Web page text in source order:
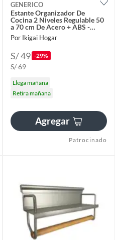
GENERICO
Estante Organizador De
Cocina 2 Niveles Regulable 50
a 70 cm De Acero + ABS -
Blanco
Por Ikigai Hogar
S/ 49 -29%
S/ 69
Llega mañana
Retira mañana
Agregar
Patrocinado